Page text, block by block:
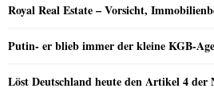
Royal Real Estate – Vorsicht,
Putin- er blieb immer der kleine KGB-
Löst Deutschland heute den Artikel 4 der